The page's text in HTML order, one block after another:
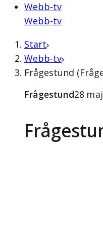
Webb-tv
Webb-tv
Start
Webb-tv
Frågestund
Frågestund28